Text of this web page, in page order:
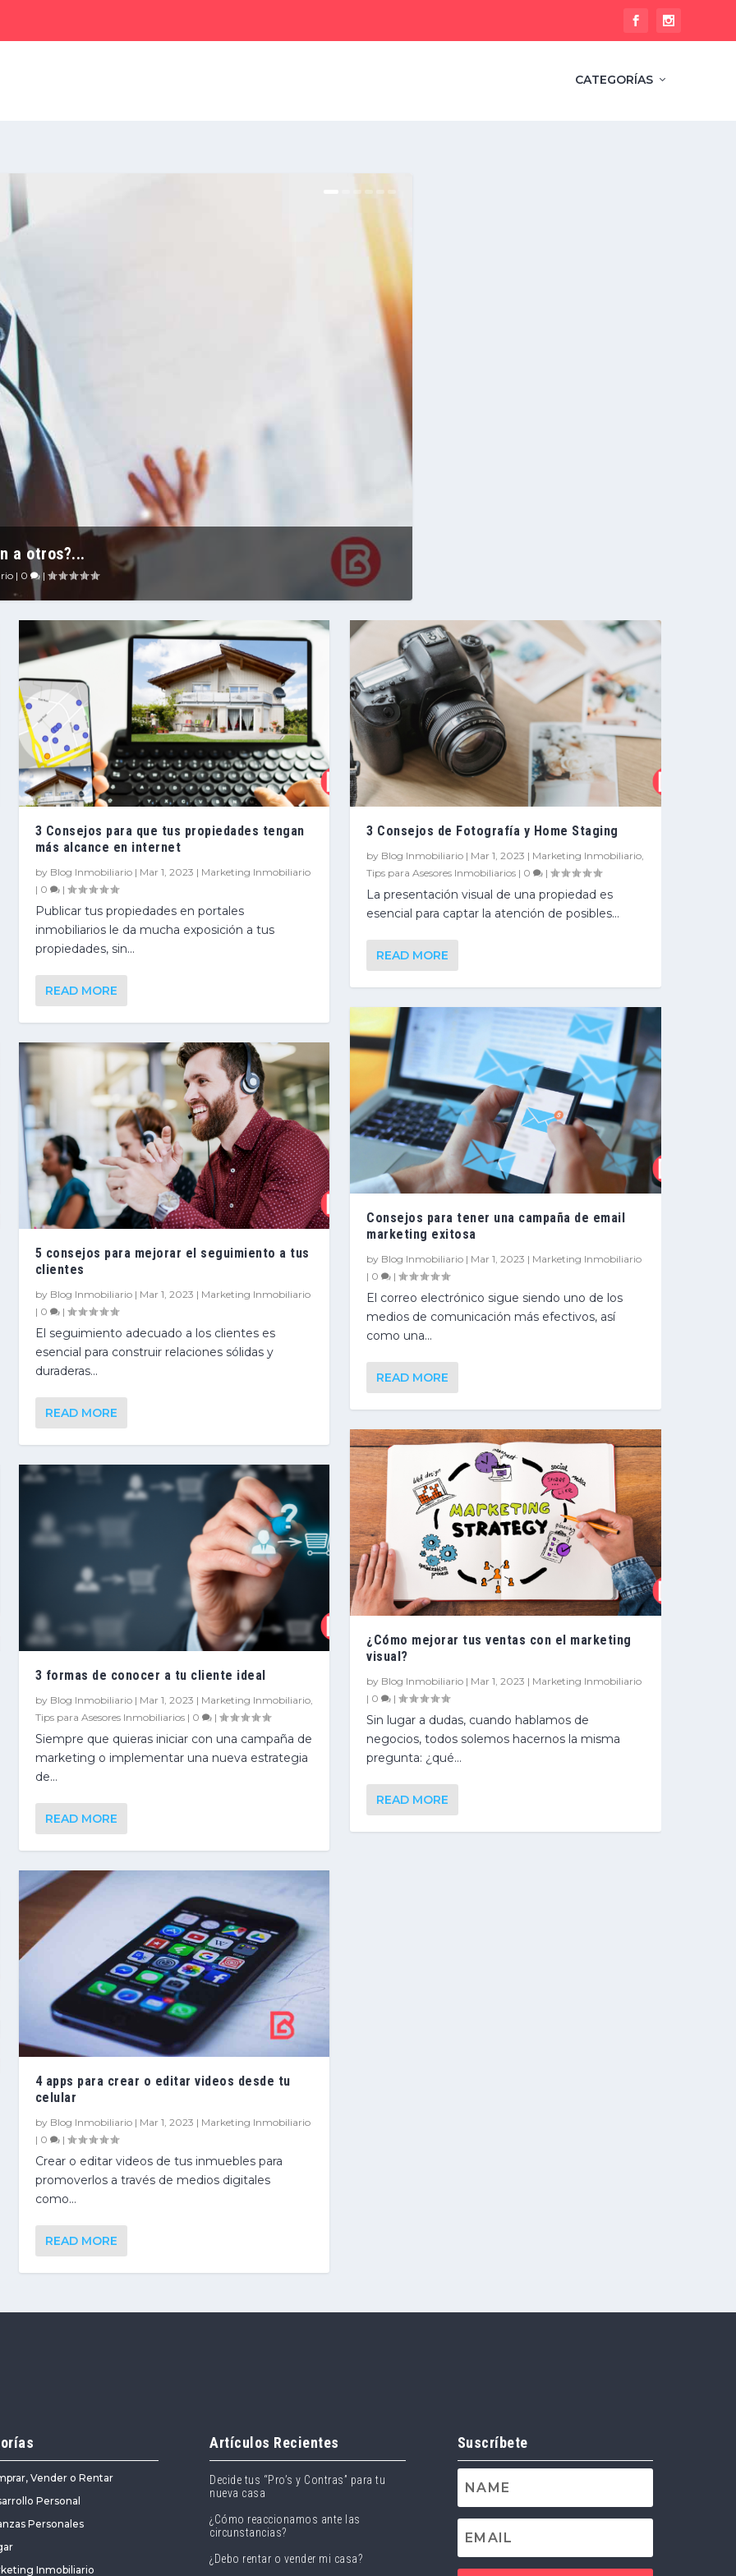
CATEGORÍAS
a otros?...
| 0 |
más alc...
d...
tus clien...
marketing...
3 Consejos para que tus propiedades tengan
más alcance en internet
by Blog Inmobiliario| Mar 1, 2023 | Marketing Inmobiliario
| 0 |
Publicar tus propiedades en portales
inmobiliarios le da mucha exposición a tus
propiedades, sin...
READ MORE
5 consejos para mejorar el seguimiento a tus
clientes
by Blog Inmobiliario| Mar 1, 2023 | Marketing Inmobiliario
| 0 |
El seguimiento adecuado a los clientes es
esencial para construir relaciones sólidas y
duraderas...
READ MORE
3 formas de conocer a tu cliente ideal
by Blog Inmobiliario| Mar 1, 2023 | Marketing Inmobiliario,
Tips para Asesores Inmobiliarios| 0 |
Siempre que quieras iniciar con una campaña de
marketing o implementar una nueva estrategia
de...
READ MORE
4 apps para crear o editar videos desde tu
celular
by Blog Inmobiliario| Mar 1, 2023 | Marketing Inmobiliario
| 0 |
Crear o editar videos de tus inmuebles para
promoverlos a través de medios digitales
como...
READ MORE
3 Consejos de Fotografía y Home Staging
by Blog Inmobiliario | Mar 1, 2023 | Marketing Inmobiliario
Tips para Asesores Inmobiliarios | 0 |
La presentación visual de una propiedad es
esencial para captar la atención de posibles...
READ MORE
Consejos para tener una campaña de email
marketing exitosa
by Blog Inmobiliario | Mar 1, 2023 | Marketing Inmobiliario
| 0 |
El correo electrónico sigue siendo uno de los
medios de comunicación más efectivos, así
como una...
READ MORE
¿Cómo mejorar tus ventas con el marketing
visual?
by Blog Inmobiliario | Mar 1, 2023 | Marketing Inmobiliario
| 0 |
Sin lugar a dudas, cuando hablamos de
negocios, todos solemos hacernos la misma
pregunta: ¿qué...
READ MORE
Vender o Rentar
Personal
Personales
Inmobiliario
Artículos Recientes
Decide tus “Pro’s y Contras” para tu
nueva casa
¿Cómo reaccionamos ante las
circunstancias?
¿Debo rentar o vender mi casa?
Suscríbete